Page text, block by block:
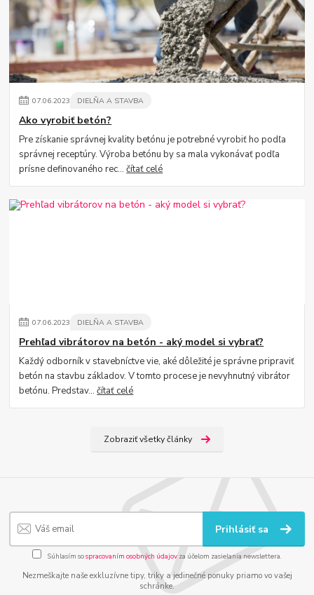
07.06.2023 DIELŇA A STAVBA
Ako vyrobiť betón?
Pre získanie správnej kvality betónu je potrebné vyrobiť ho podľa
správnej receptúry. Výroba betónu by sa mala vykonávať podľa
prísne definovaného rec...čítať celé
07.06.2023 DIELŇA A STAVBA
Prehľad vibrátorov na betón - aký model si vybrať?
Každý odborník v stavebníctve vie, aké dôležité je správne pripraviť
betón na stavbu základov. V tomto procese je nevyhnutný vibrátor
betónu. Predstav...čítať celé
Zobraziť všetky články
Prihlásiť sa
Súhlasím sospracovaním osobných údajov za účelom zasielania newslettera.
Nezmeškajte naše exkluzívne tipy, triky a jedinečné ponuky priamo vo vašej
schránke.